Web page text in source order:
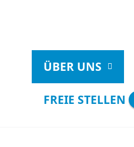
ÜBER UNS
FREIE STELLEN